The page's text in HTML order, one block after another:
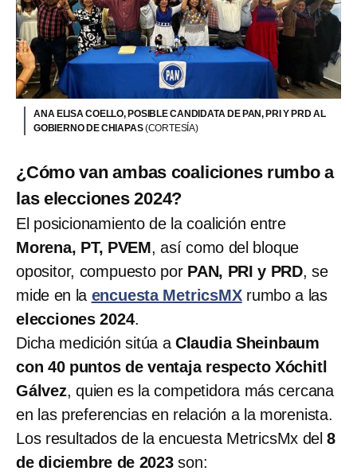
ANA ELISA COELLO, POSIBLE CANDIDATA DE PAN, PRI Y PRD AL
GOBIERNO DE CHIAPAS(CORTESÍA)
¿Cómo van ambas coaliciones rumbo a
las elecciones 2024?
El posicionamiento de la coalición entre
Morena, PT, PVEM, así como del bloque
opositor, compuesto por PAN, PRI y PRD, se
mide en la encuesta MetricsMX rumbo a las
elecciones 2024.
Dicha medición sitúa a Claudia Sheinbaum
con 40 puntos de ventaja respecto Xóchitl
Gálvez, quien es la competidora más cercana
en las preferencias en relación a la morenista.
Los resultados de la encuesta MetricsMx del8
de diciembre de 2023son: